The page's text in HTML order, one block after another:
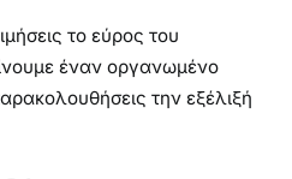
το εύρος του
έναν οργανωμένο
την εξέλιξή